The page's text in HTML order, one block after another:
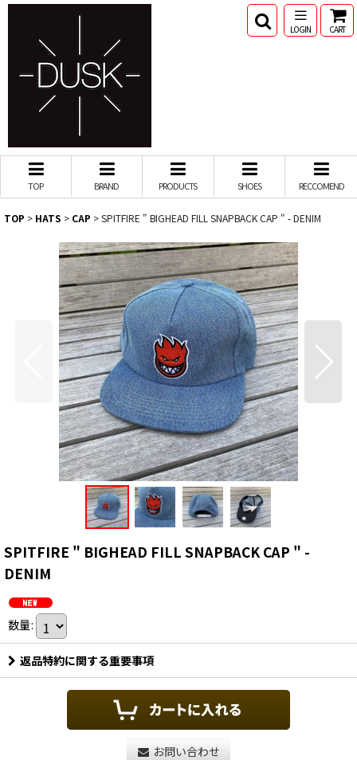
LOGIN CART
TOP BRAND PRODUCTS SHOES RECCOMEND
TOP > HATS > CAP >SPITFIRE " BIGHEAD FILL SNAPBACK CAP " - DENIM
SPITFIRE " BIGHEAD FILL SNAPBACK CAP " -
DENIM
数量:
返品特約に関する重要事項
お問い合わせ